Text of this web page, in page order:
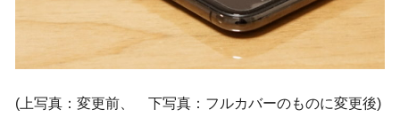
(上写真：変更前、 下写真：フルカバーのものに変更後)